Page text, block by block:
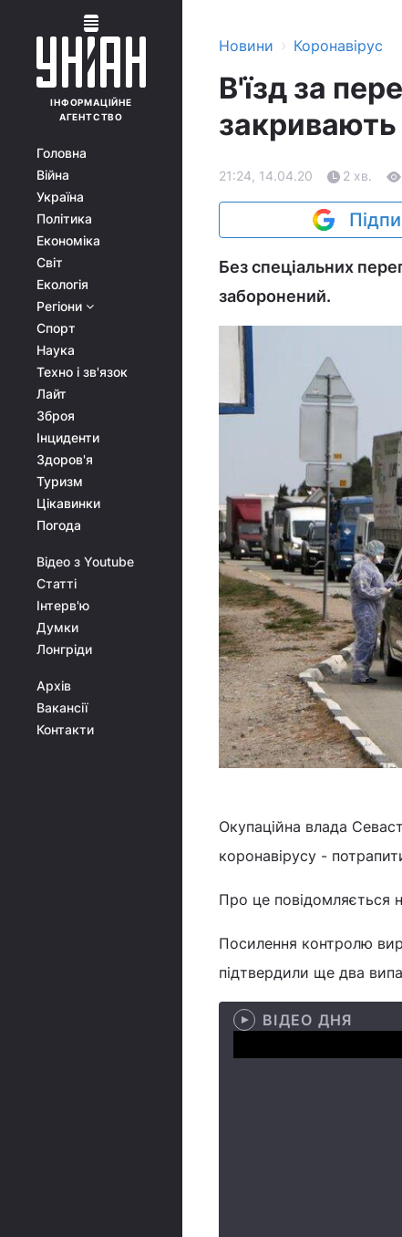
ІНФОРМАЦІЙНЕ
АГЕНТСТВО
Головна
Війна
Україна
Політика
Економіка
Світ
Екологія
Регіони
Спорт
Наука
Техно і зв'язок
Лайт
Зброя
Інциденти
Здоров'я
Туризм
Цікавинки
Погода
Відео з Youtube
Статті
Інтерв'ю
Думки
Лонгріди
Архів
Вакансії
Контакти
Новини › Коронавірус
В'їзд за
закривають
21:24, 14.04.20 2 хв.
Без спеціальних
заборонений.
Окупаційна влада
коронавірусу -
Про це повідомляється
Посилення контролю
підтвердили ще два
ВІДЕО ДНЯ